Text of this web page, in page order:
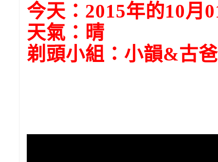
今天：2015年的10月
天氣：晴
剃頭小組：小韻&古爸